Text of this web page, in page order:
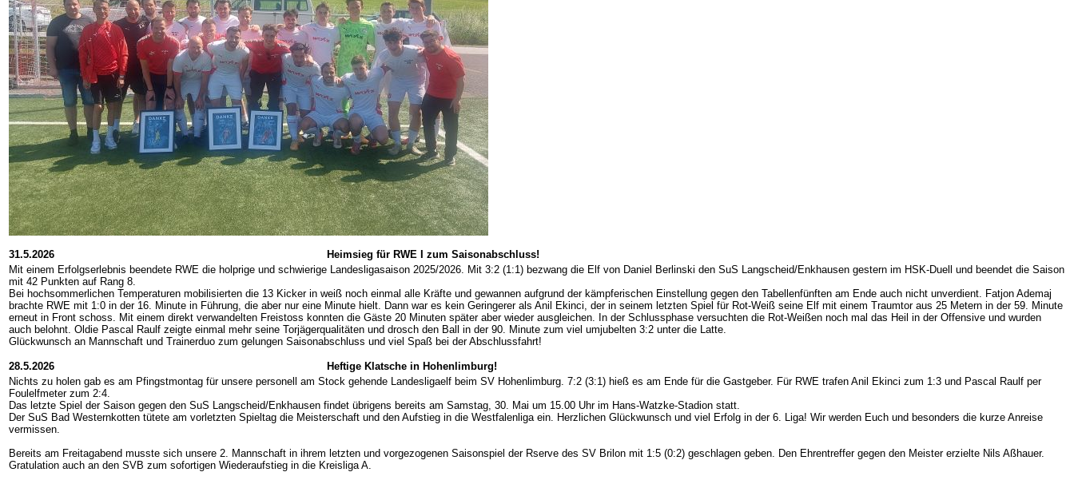
31.5.2026
Heimsieg für RWE I zum Saisonabschluss!
Mit einem Erfolgserlebnis beendete RWE die holprige und schwierige Landesligasaison 2025/2026. Mit 3:2 (1:1) bezwang die Elf von Daniel Berlinski den SuS Langscheid/Enkhausen gestern im HSK-Duell und beendet die Saison
mit 42 Punkten auf Rang 8.
Bei hochsommerlichen Temperaturen mobilisierten die 13 Kicker in weiß noch einmal alle Kräfte und gewannen aufgrund der kämpferischen Einstellung gegen den Tabellenfünften am Ende auch nicht unverdient. Fatjon Ademaj
brachte RWE mit 1:0 in der 16. Minute in Führung, die aber nur eine Minute hielt. Dann war es kein Geringerer als Anil Ekinci, der in seinem letzten Spiel für Rot-Weiß seine Elf mit einem Traumtor aus 25 Metern in der 59. Minute
erneut in Front schoss. Mit einem direkt verwandelten Freistoss konnten die Gäste 20 Minuten später aber wieder ausgleichen. In der Schlussphase versuchten die Rot-Weißen noch mal das Heil in der Offensive und wurden
auch belohnt. Oldie Pascal Raulf zeigte einmal mehr seine Torjägerqualitäten und drosch den Ball in der 90. Minute zum viel umjubelten 3:2 unter die Latte.
Glückwunsch an Mannschaft und Trainerduo zum gelungen Saisonabschluss und viel Spaß bei der Abschlussfahrt!
28.5.2026
Heftige Klatsche in Hohenlimburg!
Nichts zu holen gab es am Pfingstmontag für unsere personell am Stock gehende Landesligaelf beim SV Hohenlimburg. 7:2 (3:1) hieß es am Ende für die Gastgeber. Für RWE trafen Anil Ekinci zum 1:3 und Pascal Raulf per
Foulelfmeter zum 2:4.
Das letzte Spiel der Saison gegen den SuS Langscheid/Enkhausen findet übrigens bereits am Samstag, 30. Mai um 15.00 Uhr im Hans-Watzke-Stadion statt.
Der SuS Bad Westernkotten tütete am vorletzten Spieltag die Meisterschaft und den Aufstieg in die Westfalenliga ein. Herzlichen Glückwunsch und viel Erfolg in der 6. Liga! Wir werden Euch und besonders die kurze Anreise
vermissen.
Bereits am Freitagabend musste sich unsere 2. Mannschaft in ihrem letzten und vorgezogenen Saisonspiel der Rserve des SV Brilon mit 1:5 (0:2) geschlagen geben. Den Ehrentreffer gegen den Meister erzielte Nils Aßhauer.
Gratulation auch an den SVB zum sofortigen Wiederaufstieg in die Kreisliga A.